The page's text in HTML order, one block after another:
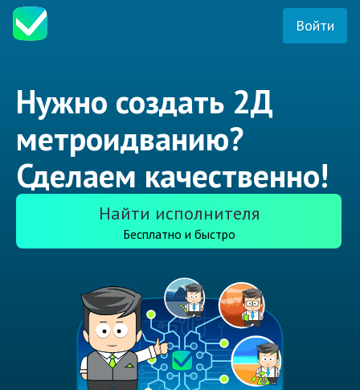
Войти
Нужно создать 2Д
метроидванию?
Сделаем качественно!
Найти исполнителя
Бесплатно и быстро